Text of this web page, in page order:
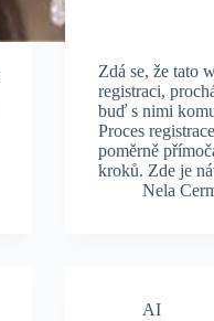
Zdá se, že tato
registraci,
buď s nimi
Proces
poměrně
kroků. Zde je
Nela
AI